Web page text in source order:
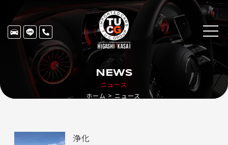
ニュース
NEWS
ホーム ニュース
浄化